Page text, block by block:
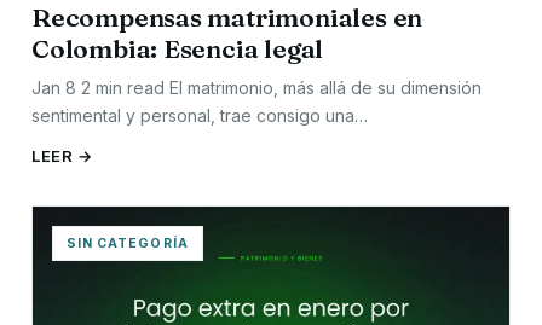
Recompensas matrimoniales en
Colombia: Esencia legal
Jan 8 2 min read El matrimonio, más allá de su dimensión
sentimental y personal, trae consigo una…
LEER →
SIN CATEGORÍA